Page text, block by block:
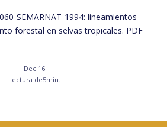
SEMARNAT-1994: lineamientos
forestal en selvas tropicales. PDF
Dec 16
Lectura de5min.